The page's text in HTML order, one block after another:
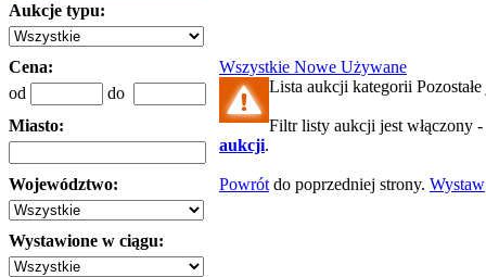
Aukcje typu:
Cena:
od
do
Miasto:
Województwo:
Wystawione w ciągu:
Wszystkie Nowe Używane
Lista aukcji kategorii Pozostałe
Filtr listy aukcji jest włączony -
aukcji.
Powrót do poprzedniej strony. Wystaw